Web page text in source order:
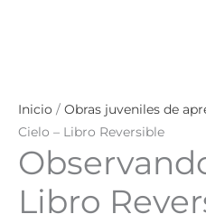
Inicio / Obras juveniles de
Cielo – Libro Reversible
Libro